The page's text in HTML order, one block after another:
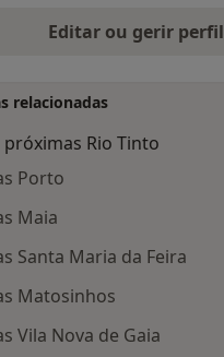
Editar ou gerir perfil
relacionadas
próximas Rio Tinto
Porto
Maia
Santa Maria da Feira
Matosinhos
Vila Nova de Gaia